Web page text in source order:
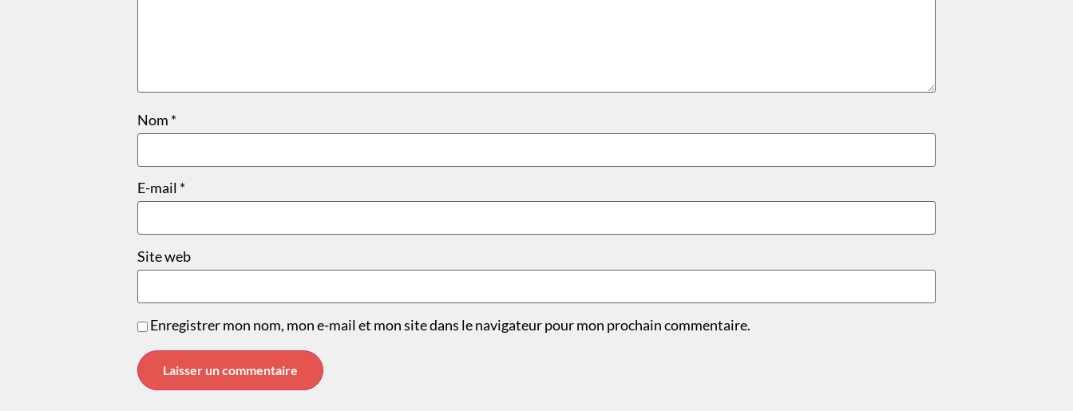
Nom *
E-mail *
Site web
Enregistrer mon nom, mon e-mail et mon site dans le navigateur pour mon prochain commentaire.